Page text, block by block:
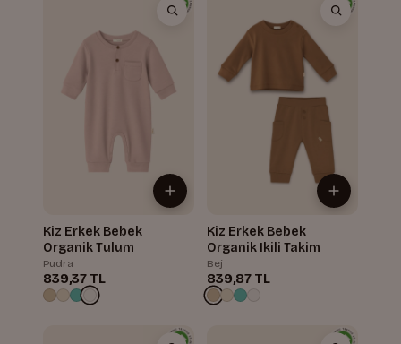
Kiz Erkek Bebek
Organik Tulum
Pudra
839,37 TL
Kiz Erkek Bebek
Organik Ikili Takim
Bej
839,87 TL